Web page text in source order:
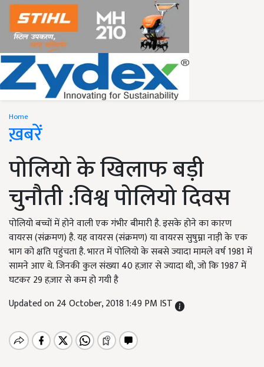
Home
ख़बरें
पोलियो के खिलाफ बड़ी
चुनौती :विश्व पोलियो दिवस
पोलियो बच्चों में होने वाली एक गंभीर बीमारी है. इसके होने का कारण
वायरस (संक्रमण) है. यह वायरस (संक्रमण) या वायरस सुषुम्ना नाड़ी के एक
भाग को क्षति पहुंचता है. भारत में पोलियो के सबसे ज्यादा मामले वर्ष 1981 में
सामने आए थे. जिनकी कुल संख्या 40 हज़ार से ज्यादा थी, जो कि 1987 में
घटकर 29 हज़ार से कम हो गयी है
Updated on 24 October, 2018 1:49 PM IST